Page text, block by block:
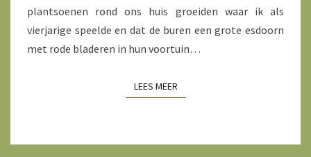
plantsoenen rond ons huis groeiden waar ik als
vierjarige speelde en dat de buren een grote esdoorn
met rode bladeren in hun voortuin…
LEES MEERLEES MEER